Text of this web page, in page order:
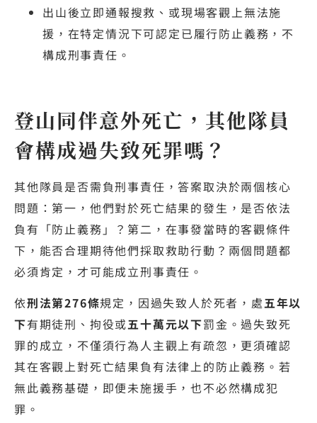
出山後立即通報搜救、或現場客觀上無法施
援，在特定情況下可認定已履行防止義務，不
構成刑事責任。
登山同伴意外死亡，其他隊員
會構成過失致死罪嗎？
其他隊員是否需負刑事責任，答案取決於兩個核心
問題：第一，他們對於死亡結果的發生，是否依法
負有「防止義務」？第二，在事發當時的客觀條件
下，能否合理期待他們採取救助行動？兩個問題都
必須肯定，才可能成立刑事責任。
依刑法第276條規定，因過失致人於死者，處五年以
下有期徒刑、拘役或五十萬元以下罰金。過失致死
罪的成立，不僅須行為人主觀上有疏忽，更須確認
其在客觀上對死亡結果負有法律上的防止義務。若
無此義務基礎，即便未施援手，也不必然構成犯
罪。